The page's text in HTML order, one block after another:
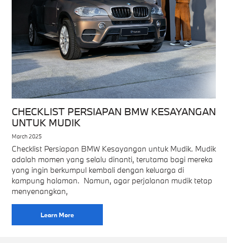
CHECKLIST PERSIAPAN BMW KESAYANGAN
UNTUK MUDIK
March 2025
Checklist Persiapan BMW Kesayangan untuk Mudik. Mudik
adalah momen yang selalu dinanti, terutama bagi mereka
yang ingin berkumpul kembali dengan keluarga di
kampung halaman. Namun, agar perjalanan mudik tetap
menyenangkan,
Learn More